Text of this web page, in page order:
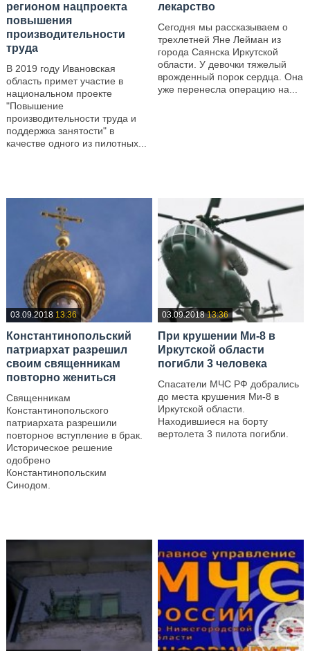
регионом нацпроекта
повышения
производительности
труда
В 2019 году Ивановская
область примет участие в
национальном проекте
"Повышение
производительности труда и
поддержка занятости" в
качестве одного из пилотных...
лекарство
Сегодня мы рассказываем о
трехлетней Яне Лейман из
города Саянска Иркутской
области. У девочки тяжелый
врожденный порок сердца. Она
уже перенесла операцию на...
03.09.2018 13:36
Константинопольский
патриархат разрешил
своим священникам
повторно жениться
Священникам
Константинопольского
патриархата разрешили
повторное вступление в брак.
Историческое решение
одобрено
Константинопольским
Синодом.
03.09.2018 13:36
При крушении Ми-8 в
Иркутской области
погибли 3 человека
Спасатели МЧС РФ добрались
до места крушения Ми-8 в
Иркутской области.
Находившиеся на борту
вертолета 3 пилота погибли.